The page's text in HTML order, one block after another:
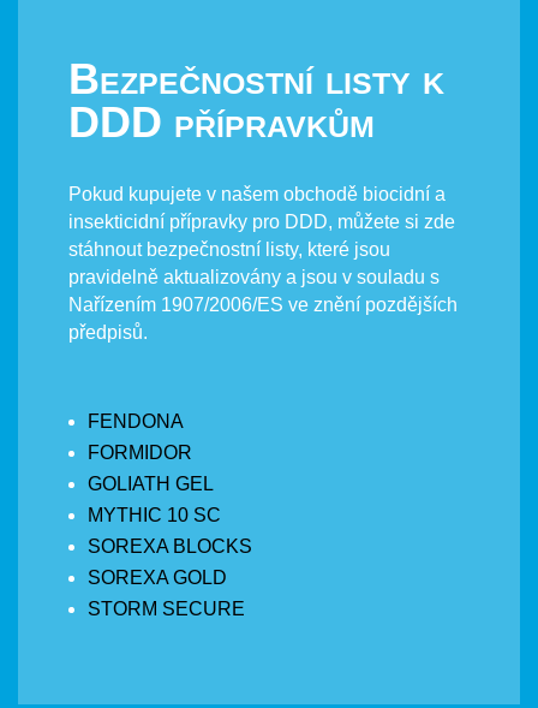
Bezpečnostní listy k
DDD přípravkům
Pokud kupujete v našem obchodě biocidní a
insekticidní přípravky pro DDD, můžete si zde
stáhnout bezpečnostní listy, které jsou
pravidelně aktualizovány a jsou v souladu s
Nařízením 1907/2006/ES ve znění pozdějších
předpisů.
FENDONA
FORMIDOR
GOLIATH GEL
MYTHIC 10 SC
SOREXA BLOCKS
SOREXA GOLD
STORM SECURE